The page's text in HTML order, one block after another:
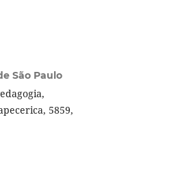
São Paulo
5859,